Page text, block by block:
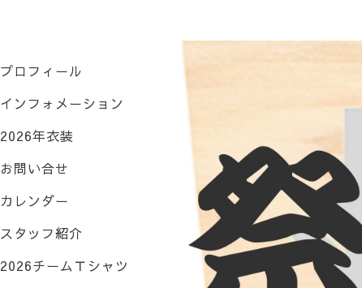
プロフィール
インフォメーション
2026年衣装
お問い合せ
カレンダー
スタッフ紹介
2026チームＴシャツ